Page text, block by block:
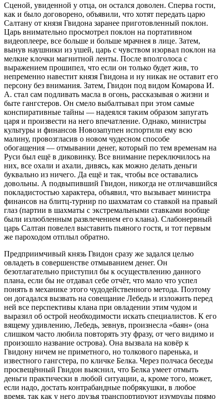
Сценой, увиденной у отца, он остался доволен. Сперва гости,
как и было договорено, объявили, что хотят передать царю
Салтану от князя Гвидона заранее приготовленный поклон.
Царь внимательно просмотрел поклон на портативном
видеоплеере, все больше и больше мрачнея в лице. Затем,
вынув наушники из ушей, царь с чувством изорвал поклон на
мелкие клочки магнитной ленты. После вполголоса с
выражением прошипел, что если он только будет жив, то
непременно навестит князя Гвидона и ну никак не оставит его
персону без внимания. Затем, Гвидон под видом Комарова И.
А. стал сам подливать масла в огонь, рассказывая о жизни и
быте гангстеров. Он смело выбалтывал при этом самые
конспиративные тайны — надеялся таким образом запугать
царя и произвести на него впечатление. Однако, министры
культуры и финансов Новозапупен испортили ему всю
малину, провозгласив о новом чудесном способе
обогащения — отмывании денег, который по тем временам на
Руси был ещё в диковинку. Все внимание переключилось на
них, все охали и ахали, дивясь, как можно делать деньги
буквально из ничего. Да ещё и так, чтобы все оставались
довольны. А подвыпивший Гвидон, никогда не отличавшийся
покладистостью характера, объявил, что вызывает министра
финансов на блитц-турнир по шахматам со ставкой на правый
глаз (партии в шахматы с экстремальными ставками вообще
были излюбленным развлечением его клана). Слабонервный
царь Салтан повелел выставить пьяного гостя, и тот первым
же пароходом отплыл обратно.
Предприимчивый князь Гвидон сразу же задался целью
овладеть в совершенстве отмыванием денег. Он
безотлагательно приступил бы к осуществлению данного
плана, если бы не отдавал себе отчёт, что мало что успел
понять в механике этого чудодейственного метода. Поэтому
он догадался вызвать на совещание Лебедь и изложить перед
ней все перспективы клана при овладении этим чудом и
выразил об острой необходимости искать специалистов. К его
вящему удивлению, Лебедь, зевнув, произнесла «баян» (она
слишком часто любила повторять эту фразу, от чего видимо и
произошло название острова). Она вызвала на ковёр к
Гвидону ничем не приметного, но толкового паренька, и
известного гангстера, по кличке Белка. Через полчаса беседы
просвещённый Гвидон выяснил, что Белка умеет отмыть
деньги практически в любой ситуации, а, кроме того, может,
если надо, достать контрабандные побрякушки, в любое
время, так как у него друзья транспортируют изумруды прямо